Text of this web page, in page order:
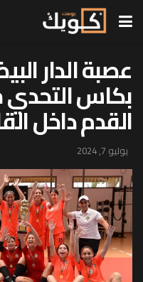
عصبة الدار
بكاس التحدي
القدم داخل
يوليو 7, 2024